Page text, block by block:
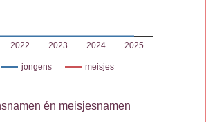
jongens meisjes
2022 2023 2024 2025
én meisjesnamen